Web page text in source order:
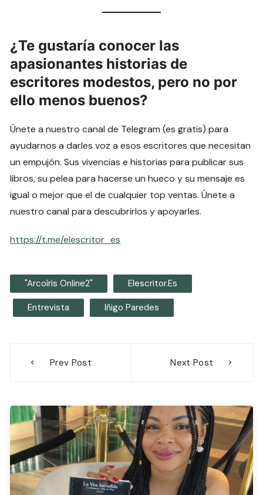
¿Te gustaría conocer las
apasionantes historias de
escritores modestos, pero no por
ello menos buenos?
Únete a nuestro canal de Telegram (es gratis) para
ayudarnos a darles voz a esos escritores que necesitan
un empujón. Sus vivencias e historias para publicar sus
libros, su pelea para hacerse un hueco y su mensaje es
igual o mejor que el de cualquier top ventas. Únete a
nuestro canal para descubrirlos y apoyarles.
https://t.me/elescritor_es
"Arcoíris Online2" Elescritor.es
Entrevista Iñigo Paredes
Prev Post Next Post